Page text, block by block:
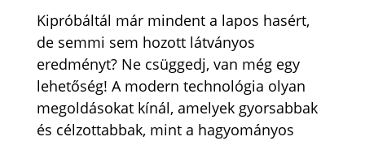
Kipróbáltál már mindent a lapos hasért,
de semmi sem hozott látványos
eredményt? Ne csüggedj, van még egy
lehetőség! A modern technológia olyan
megoldásokat kínál, amelyek gyorsabbak
és célzottabbak, mint a hagyományos